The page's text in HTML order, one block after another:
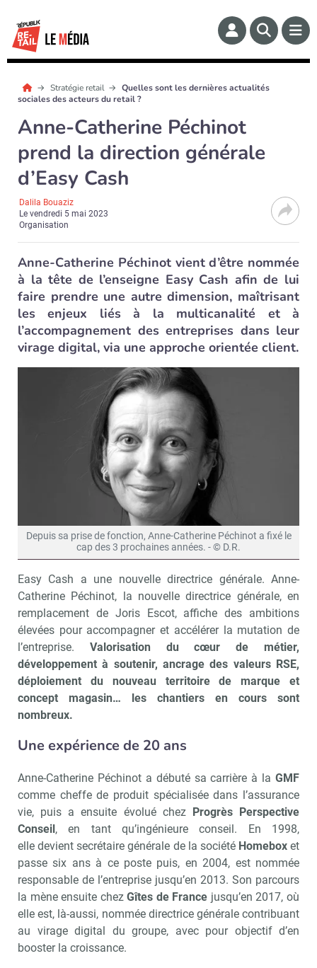
Stratégie retail
Quelles sont les dernières actualités
sociales des acteurs du retail ?
Anne-Catherine Péchinot
prend la direction générale
d’Easy Cash
Dalila Bouaziz
Levendredi 5 mai 2023
Organisation
Anne-Catherine Péchinot vient d’être nommée
à la tête de l’enseigne Easy Cash afin de lui
faire prendre une autre dimension, maîtrisant
les enjeux liés à la multicanalité et à
l’accompagnement des entreprises dans leur
virage digital, via une approche orientée client.
Depuis sa prise de fonction, Anne-Catherine Péchinot a fixé le
cap des 3 prochaines années. - © D.R.
Easy Cash a une nouvelle directrice générale. Anne-
Catherine Péchinot, la nouvelle directrice générale, en
remplacement de Joris Escot, affiche des ambitions
élevées pour accompagner et accélérer la mutation de
l’entreprise. Valorisation du cœur de métier,
développement à soutenir, ancrage des valeurs RSE,
déploiement du nouveau territoire de marque et
concept magasin… les chantiers en cours sont
nombreux.
Une expérience de 20 ans
Anne-Catherine Péchinot a débuté sa carrière à la GMF
comme cheffe de produit spécialisée dans l’assurance
vie, puis a ensuite évolué chezProgrès Perspective
Conseil, en tant qu’ingénieure conseil. En 1998,
elle devient secrétaire générale de la société Homebox et
passe six ans à ce poste puis, en 2004, est nommée
responsable de l’entreprise jusqu’en 2013. Son parcours
la mène ensuite chezGîtes de France jusqu’en 2017, où
elle est, là-aussi, nommée directrice générale contribuant
au virage digital du groupe, avec pour objectif d’en
booster la croissance.